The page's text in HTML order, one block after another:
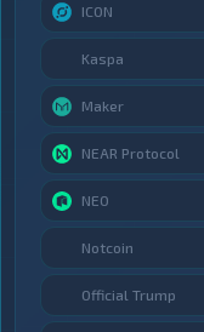
ICON
Kaspa
Maker
NEAR Protocol
NEO
Notcoin
Official Trump